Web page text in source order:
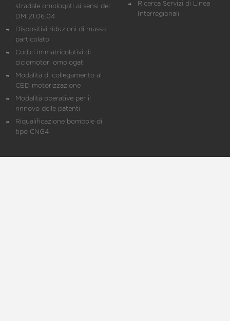
stradale omologati ai sensi del
DM 21.06.04
Dispositivi riduzioni di massa
particolato
Codici immatricolativi di
ciclomotori omologati
Modalità di collegamento al
CED motorizzazione
Modalità operative per il
rinnovo delle patenti
Riqualificazione bombole di
tipo CNG4
Ricerca Servizi di Linea
Interregionali